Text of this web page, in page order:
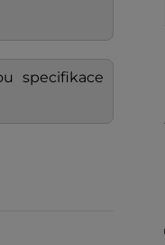
specifikace